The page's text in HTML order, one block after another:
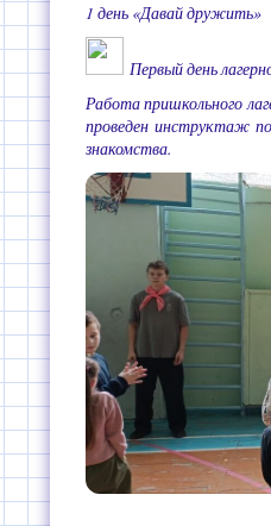
1 день «Давай дружить»
Первый день
Работа пришкольного
проведен инструктаж
знакомства.